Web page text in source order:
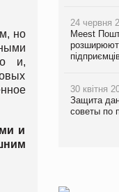
но
и,
и
24 червня
Meest
30 квітня
Защита
советы по